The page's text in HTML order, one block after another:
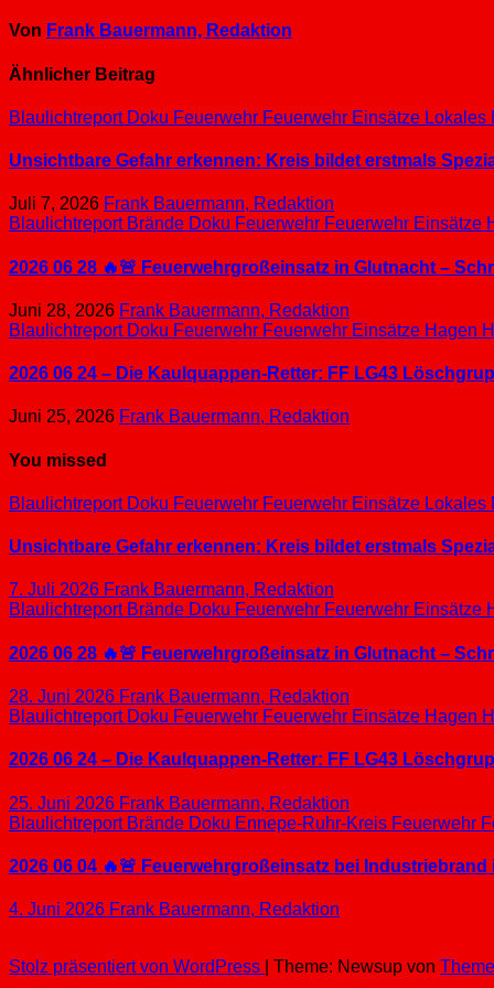
Von Frank Bauermann, Redaktion
Ähnlicher Beitrag
Blaulichtreport Doku Feuerwehr Feuerwehr Einsätze Lokales
Unsichtbare Gefahr erkennen: Kreis bildet erstmals
Juli 7, 2026 Frank Bauermann, Redaktion
Blaulichtreport Brände Doku Feuerwehr Feuerwehr Einsätze
2026 06 28 🔥🚨 Feuerwehrgroßeinsatz in Glutnacht –
Juni 28, 2026 Frank Bauermann, Redaktion
Blaulichtreport Doku Feuerwehr Feuerwehr Einsätze Hagen
2026 06 24 – Die Kaulquappen-Retter: FF LG43
Juni 25, 2026 Frank Bauermann, Redaktion
You missed
Blaulichtreport Doku Feuerwehr Feuerwehr Einsätze Lokales
Unsichtbare Gefahr erkennen: Kreis bildet erstmals
7. Juli 2026 Frank Bauermann, Redaktion
Blaulichtreport Brände Doku Feuerwehr Feuerwehr Einsätze
2026 06 28 🔥🚨 Feuerwehrgroßeinsatz in Glutnacht –
28. Juni 2026 Frank Bauermann, Redaktion
Blaulichtreport Doku Feuerwehr Feuerwehr Einsätze Hagen
2026 06 24 – Die Kaulquappen-Retter: FF LG43
25. Juni 2026 Frank Bauermann, Redaktion
Blaulichtreport Brände Doku Ennepe-Ruhr-Kreis Feuerwehr
2026 06 04 🔥🚨 Feuerwehrgroßeinsatz bei
4. Juni 2026 Frank Bauermann, Redaktion
Stolz präsentiert von WordPress Theme: Newsup von